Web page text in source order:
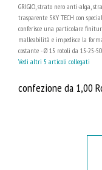
GRIGIO, strato nero anti-alga,
trasparente SKY TECH con
conferisce una particolare
malleabilità e impedisce la
costante - Ø 15 rotoli da 15-25-
Vedi altri 5 articoli collegati
confezione da 1,00